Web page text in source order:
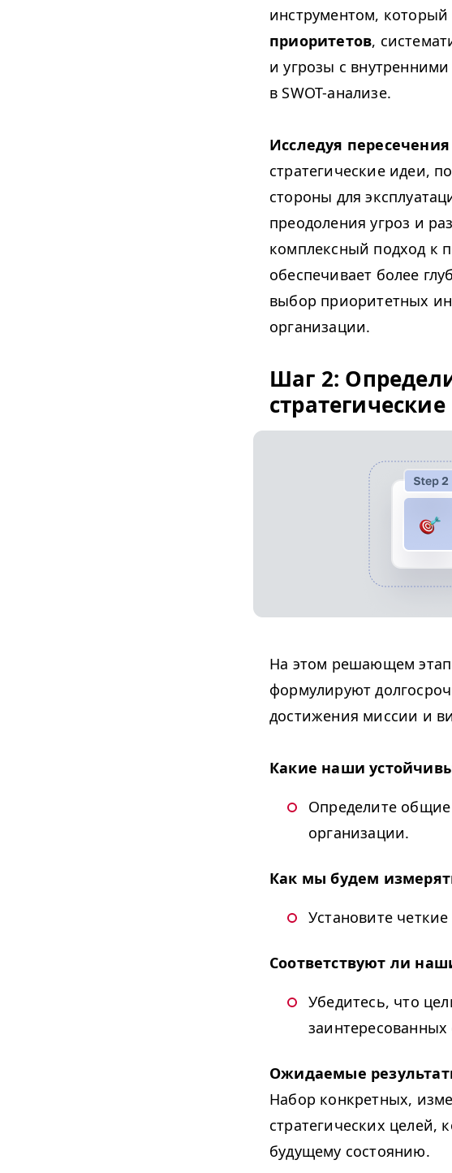
инструментом, который
приоритетов,
и угрозы с
в SWOT-анализе.
Исследуя
стратегические идеи,
стороны для
преодоления угроз и
комплексный подход к
обеспечивает более
выбор приоритетных
организации.
Шаг 2:
На этом решающем
формулируют
достижения миссии и
Какие наши
Определите
организации.
Как мы будем
Установите
Соответствуют ли
Убедитесь, что
заинтересованных
Ожидаемые
Набор конкретных,
стратегических
будущему состоянию.